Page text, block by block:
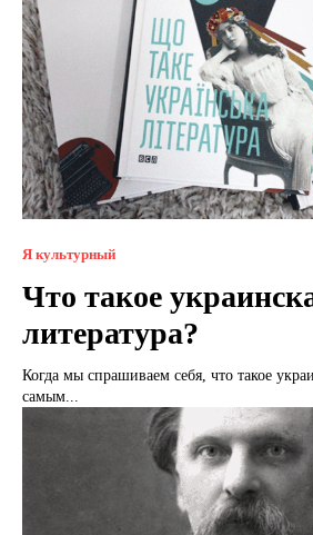
Я культурный
Что такое
литература?
Когда мы спрашиваем себя, что такое
самым...